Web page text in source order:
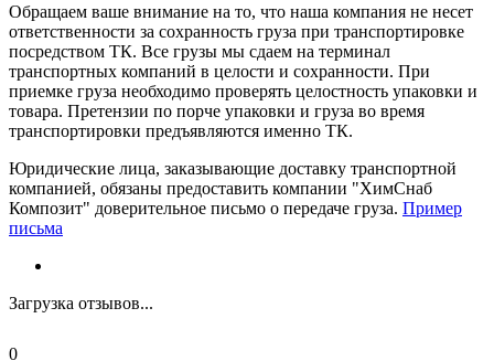
Обращаем ваше внимание на то, что наша компания не несет
ответственности за сохранность груза при транспортировке
посредством ТК. Все грузы мы сдаем на терминал
транспортных компаний в целости и сохранности. При
приемке груза необходимо проверять целостность упаковки и
товара. Претензии по порче упаковки и груза во время
транспортировки предъявляются именно ТК.
Юридические лица, заказывающие доставку транспортной
компанией, обязаны предоставить компании "ХимСнаб
Композит" доверительное письмо о передаче груза. Пример
письма
Загрузка отзывов...
0